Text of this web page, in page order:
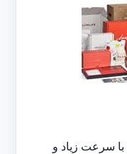
سرعت زیاد و